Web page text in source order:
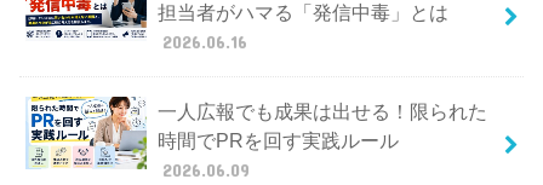
担当者がハマる「発信中毒」とは
2026.06.16
一人広報でも成果は出せる！限られた
時間でPRを回す実践ルール
2026.06.09